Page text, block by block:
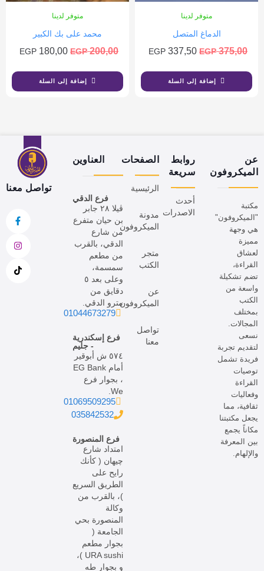
متوفر لدينا
الدماغ المتصل
375,00
EGP
337,50
EGP
إضافة إلى السلة
متوفر لدينا
محمد على بك الكبير
200,00
EGP
180,00
EGP
إضافة إلى السلة
عن
الميكروفون
مكتبة
"الميكروفون"
هي وجهة
مميزة
لعشاق
القراءة،
تضم تشكيلة
واسعة من
الكتب
بمختلف
المجالات.
نسعى
لتقديم تجربة
فريدة تشمل
توصيات
القراءة
وفعاليات
ثقافية، مما
يجعل مكتبتنا
مكاناً يجمع
بين المعرفة
والإلهام.
روابط
سريعة
أحدث
الاصدرات
الصفحات
الرئيسية
مدونة
الميكروفون
متجر
الكتب
عن
الميكروفون
تواصل
معنا
العناوين
فرع الدقي
ڤيلا ٢٨ جابر
بن حيان متفرع
من شارع
الدقي، بالقرب
من مطعم
سمسمة،
وعلى بعد ٥
دقايق من
مترو الدقي.
01044673279
فرع إسكندرية
- جليم
٥٧٤ ش أبوقير
أمام EG Bank
، بجوار فرع
We.
01069509295
035842532
فرع المنصورة
امتداد شارع
چيهان ( كأنك
رايح على
الطريق السريع
)، بالقرب من
وكالة
المنصورة بحي
الجامعة (
بجوار مطعم
URA sushi )،
و بجوار طه
تواصل معنا